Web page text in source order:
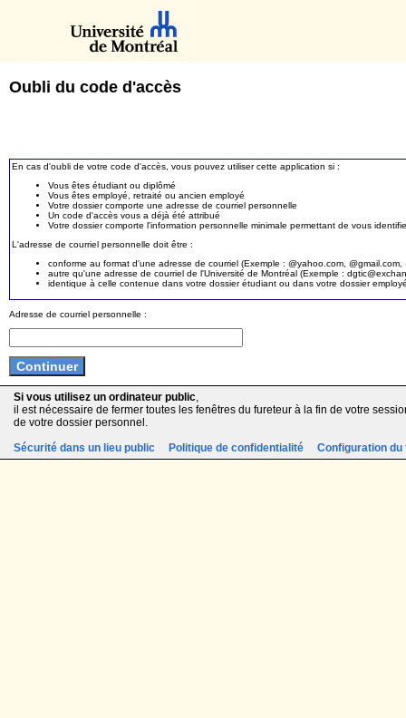
Oubli du code d'accès
En cas d'oubli de votre code d'accès, vous pouvez utiliser cette application si :
Vous êtes étudiant ou diplômé
Vous êtes employé, retraité ou ancien employé
Votre dossier comporte une adresse de courriel personnelle
Un code d'accès vous a déjà été attribué
Votre dossier comporte l'information personnelle minimale permettant de vous
L'adresse de courriel personnelle doit être :
conforme au format d'une adresse de courriel (Exemple : @yahoo.com,
autre qu'une adresse de courriel de l'Université de Montréal (Exemple :
identique à celle contenue dans votre dossier étudiant ou dans votre dossier
Adresse de courriel personnelle :
Si vous utilisez un ordinateur public,
il est nécessaire de fermer toutes les fenêtres du fureteur à la fin de votre
de votre dossier personnel.
Sécurité dans un lieu public
Politique de confidentialité Configuration du